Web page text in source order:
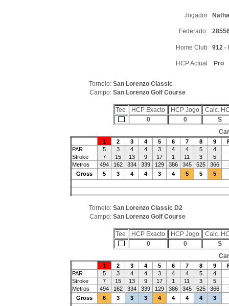
Jogador
Federado:
Home Club 912 -
HCP Actual Pro
Torneio: San Lorenzo Classic
Campo: San Lorenzo Golf Course
Tee HCP Exacto HCP Jogo
Calc.
0
0
S
1 2 3 4 5 6 7 8 9
PAR
5 3 4 4 3 4 4 5
4
Stroke
7 15 13 9 17 1 11 3
5
Metros
494 162 334 339 129 386 345 525 366
Gross
5 3 4 4 3 4 5 5 5
Torneio: San Lorenzo Classic D2
Campo: San Lorenzo Golf Course
Tee HCP Exacto HCP Jogo
Calc.
0
0
S
1 2 3 4 5 6 7 8 9
PAR
5 3 4 4 3 4 4 5
4
Stroke
7 15 13 9 17 1 11 3
5
Metros
494 162 334 339 129 386 345 525 366
Gross
6 3 3 3 4 4 4 4 3